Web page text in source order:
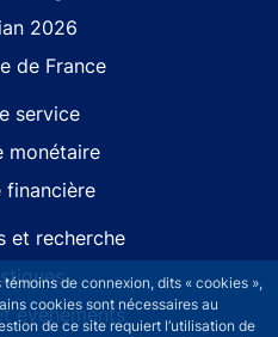
de connexion, dits « cookies »,
cookies sont nécessaires au
de ce site requiert l’utilisation de
2026
de France
service
monétaire
financière
et recherche
événements